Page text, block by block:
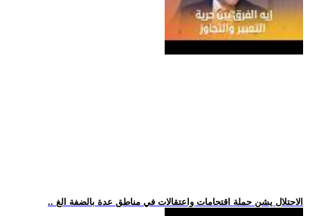
.. الاحتلال يشن حملة اقتحامات واعتقالات في مناطق عدة بالضفة الغ